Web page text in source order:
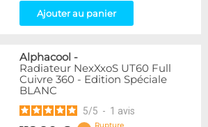
Ajouter au panier
Alphacool -
Radiateur NexXxoS UT60 Full
Cuivre 360 - Edition Spéciale
BLANC
5/5 - 1 avis
Rupture